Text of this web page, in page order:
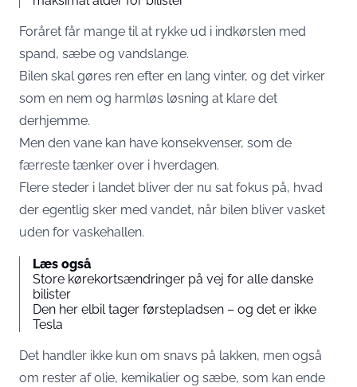
Foråret får mange til at rykke ud i indkørslen med
spand, sæbe og vandslange.
Bilen skal gøres ren efter en lang vinter, og det virker
som en nem og harmløs løsning at klare det
derhjemme.
Men den vane kan have konsekvenser, som de
færreste tænker over i hverdagen.
Flere steder i landet bliver der nu sat fokus på, hvad
der egentlig sker med vandet, når bilen bliver vasket
uden for vaskehallen.
Læs også
Store kørekortsændringer på vej for alle danske
bilister
Den her elbil tager førstepladsen – og det er ikke
Tesla
Det handler ikke kun om snavs på lakken, men også
om rester af olie, kemikalier og sæbe, som kan ende